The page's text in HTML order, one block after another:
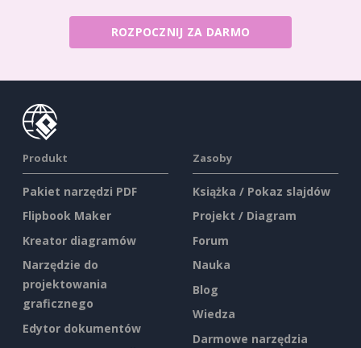
ROZPOCZNIJ ZA DARMO
Produkt
Pakiet narzędzi PDF
Flipbook Maker
Kreator diagramów
Narzędzie do
projektowania
graficznego
Edytor dokumentów
Zasoby
Książka / Pokaz slajdów
Projekt / Diagram
Forum
Nauka
Blog
Wiedza
Darmowe narzędzia